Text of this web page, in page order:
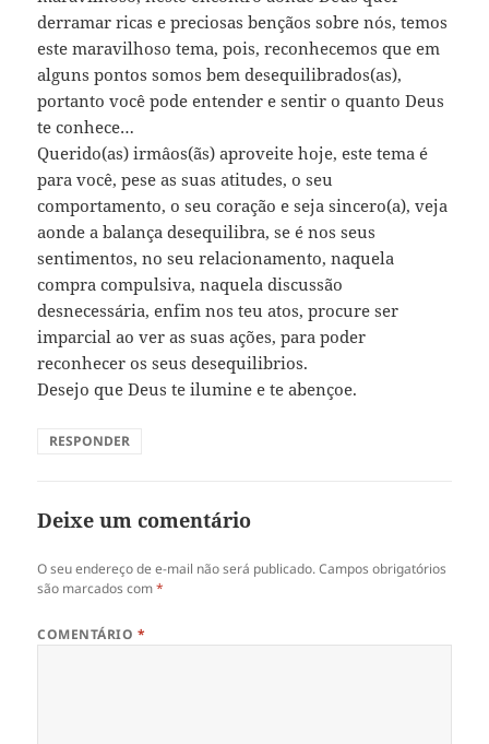
derramar ricas e preciosas bençãos sobre nós, temos
este maravilhoso tema, pois, reconhecemos que em
alguns pontos somos bem desequilibrados(as),
portanto você pode entender e sentir o quanto Deus
te conhece…
Querido(as) irmâos(ãs) aproveite hoje, este tema é
para você, pese as suas atitudes, o seu
comportamento, o seu coração e seja sincero(a), veja
aonde a balança desequilibra, se é nos seus
sentimentos, no seu relacionamento, naquela
compra compulsiva, naquela discussão
desnecessária, enfim nos teu atos, procure ser
imparcial ao ver as suas ações, para poder
reconhecer os seus desequilibrios.
Desejo que Deus te ilumine e te abençoe.
RESPONDER
Deixe um comentário
O seu endereço de e-mail não será publicado. Campos obrigatórios
são marcados com*
COMENTÁRIO *